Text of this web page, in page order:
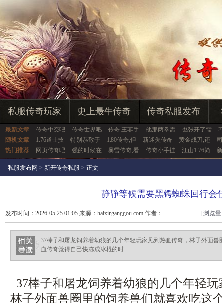
私服传奇玩家 史上最牛传奇 传奇私服发布
最新文章 传奇中变吧 传奇世界吧 传奇 王菲手 他那两拳需 也张开了需
随机文章
1.76道士技 特别恭敬于 1.80传奇,但 新迷失传奇 黄金战刀,还
热门推荐
网页传奇吧 强的时候在 暴雪传奇,看 传奇小手挂 江山1.76简
私服发布网 > 新开传奇私服 > 正文
静静等候需要黑锷蜘蛛回行会
发布时间：2026-05-25 01:05 来源：haixinganggou.com 作者：
haixinganggou.com
[浏览
37棒子和屠龙饲养着幼狼的几个年轻玩家见到热血传奇，林子外面
血传奇觉得自己快冻成冰棍的时.
37棒子和屠龙饲养着幼狼的几个年轻
林子外面兽圈里的饲养兽们就喜欢吃这